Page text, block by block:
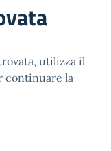
utilizza il
continuare la